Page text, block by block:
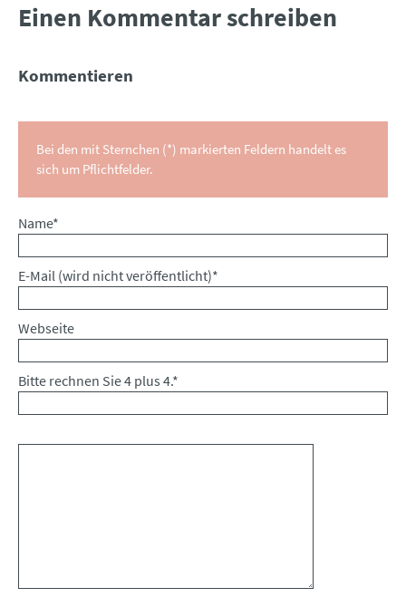
Einen Kommentar schreiben
Kommentieren
Bei den mit Sternchen (*) markierten Feldern handelt es
sich um Pflichtfelder.
Pflichtfeld
Name*
Pflichtfeld
E-Mail (wird nicht veröffentlicht)*
Webseite
Bitte rechnen Sie 4 plus 4.*